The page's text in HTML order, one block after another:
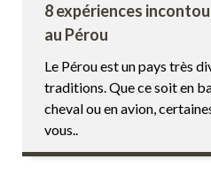
8 expériences
au Pérou
Le Pérou est un pays très
traditions. Que ce soit en
cheval ou en avion,
vous..